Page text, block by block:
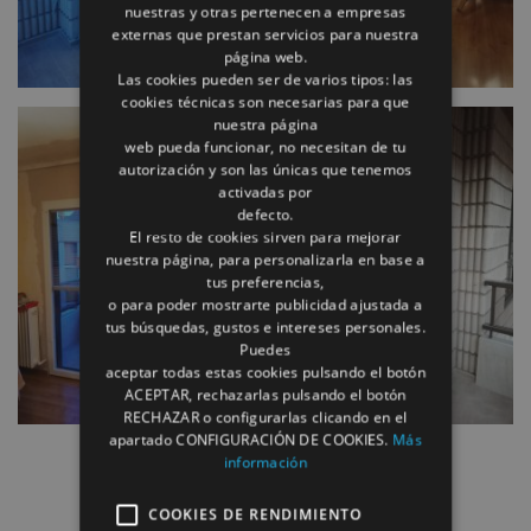
nuestras y otras pertenecen a empresas
externas que prestan servicios para nuestra
página web.
Las cookies pueden ser de varios tipos: las
cookies técnicas son necesarias para que
nuestra página
web pueda funcionar, no necesitan de tu
autorización y son las únicas que tenemos
activadas por
defecto.
El resto de cookies sirven para mejorar
nuestra página, para personalizarla en base a
tus preferencias,
o para poder mostrarte publicidad ajustada a
tus búsquedas, gustos e intereses personales.
Puedes
aceptar todas estas cookies pulsando el botón
ACEPTAR, rechazarlas pulsando el botón
RECHAZAR o configurarlas clicando en el
apartado CONFIGURACIÓN DE COOKIES. Más
información
COOKIES DE RENDIMIENTO